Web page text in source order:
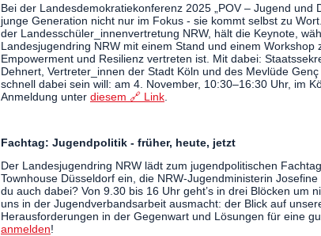
Bei der Landesdemokratiekonferenz 2025 „POV – Jugend und
junge Generation nicht nur im Fokus - sie kommt selbst zu
der Landesschüler_innenvertretung NRW, hält die Keynote,
Landesjugendring NRW mit einem Stand und einem Workshop
Empowerment und Resilienz vertreten ist. Mit dabei:
Dehnert, Vertreter_innen der Stadt Köln und des Mevlüde
schnell dabei sein will: am 4. November, 10:30–16:30 Uhr, im
Anmeldung unter diesem 🔗 Link
Fachtag: Jugendpolitik - früher, heute, jetzt
Der Landesjugendring NRW lädt zum jugendpolitischen
Townhouse Düsseldorf ein, die NRW-Jugendministerin
du auch dabei? Von 9.30 bis 16 Uhr geht’s in drei Blöcken um
uns in der Jugendverbandsarbeit ausmacht: der Blick auf
Herausforderungen in der Gegenwart und Lösungen für eine
anmelden!